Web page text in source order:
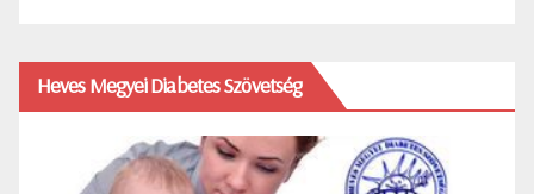
Heves Megyei Diabetes Szövetség